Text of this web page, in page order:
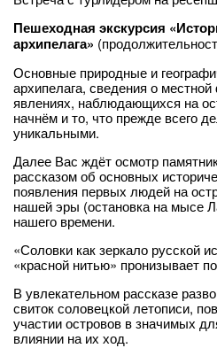
Пешеходная экскурсия
архипелага»
Основные природные и
архипелага, сведения о
явлениях, наблюдающихся на
начнём и то, что прежде всего
уникальными.
Далее Вас ждёт осмотр
рассказом об основных
появления первых людей на
нашей эры (остановка на мысе
нашего времени.
«Соловки как зеркало русской
«красной нитью» пронизывает
В увлекательном рассказе
свиток соловецкой летописи,
участии островов в значимых
влиянии на их ход.